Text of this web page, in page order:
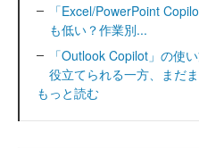
「Excel/PowerPoint
も低い？作業別...
「Outlook Copilot」の使
役立てられる一方、まだ
もっと読む